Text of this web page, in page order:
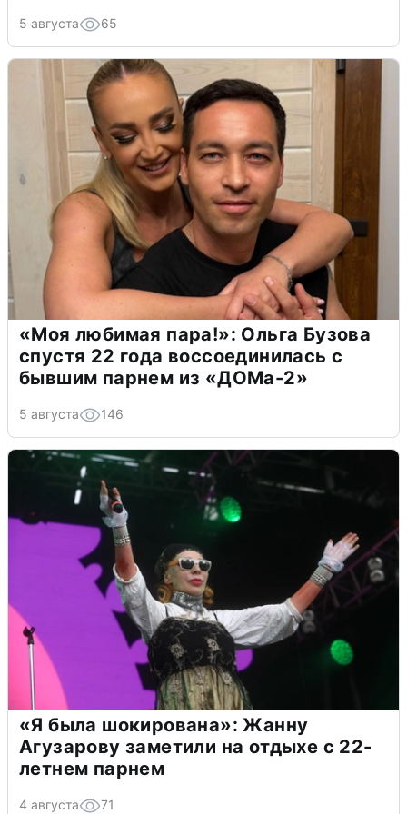
5 августа 65
«Моя любимая пара!»: Ольга Бузова
спустя 22 года воссоединилась с
бывшим парнем из «ДОМа-2»
5 августа 146
«Я была шокирована»: Жанну
Агузарову заметили на отдыхе с 22-
летнем парнем
4 августа 71